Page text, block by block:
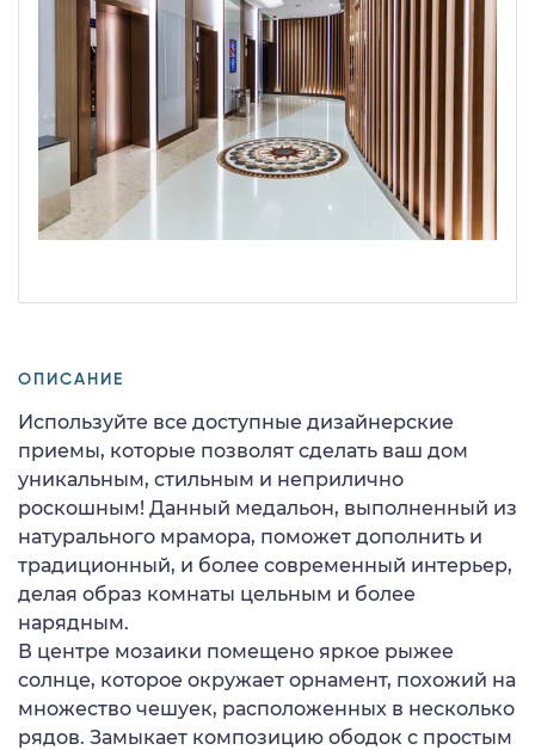
ОПИСАНИЕ
Используйте все доступные дизайнерские
приемы, которые позволят сделать ваш дом
уникальным, стильным и неприлично
роскошным! Данный медальон, выполненный из
натурального мрамора, поможет дополнить и
традиционный, и более современный интерьер,
делая образ комнаты цельным и более
нарядным.
В центре мозаики помещено яркое рыжее
солнце, которое окружает орнамент, похожий на
множество чешуек, расположенных в несколько
рядов. Замыкает композицию ободок с простым